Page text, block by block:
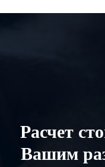
Расчет
Вашим